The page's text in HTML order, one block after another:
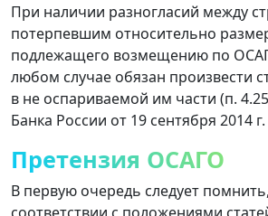
При наличии разногласий между
потерпевшим относительно
подлежащего возмещению по
любом случае обязан произвести
в не оспариваемой им части (п.
Банка России от 19 сентября 2014
Претензия ОСАГО
В первую очередь следует